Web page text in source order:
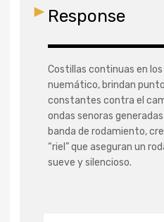
Response
Costillas continuas en
nuemático, brindan
constantes contra el
ondas senoras
banda de rodamiento,
“riel” que aseguran un
sueve y silencioso.